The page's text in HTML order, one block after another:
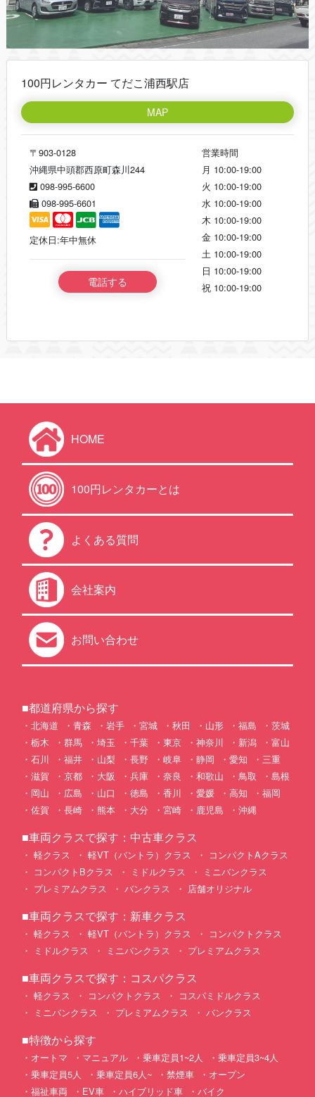
100円レンタカー てだこ浦西駅店
MAP
〒903-0128
沖縄県中頭郡西原町森川244
098-995-6600
098-995-6601
定休日:年中無休
電話する
営業時間
月 10:00-19:00
火 10:00-19:00
水 10:00-19:00
木 10:00-19:00
金 10:00-19:00
土 10:00-19:00
日 10:00-19:00
祝 10:00-19:00
HOME
100円レンタカーとは
よくある質問
会社案内
お問い合わせ
■都道府県から探す
北海道 青森 岩手 宮城 秋田 山形 福島
茨城
栃木
群馬 埼玉 千葉 東京 神奈川 新潟
富山
石川
福井 山梨 長野 岐阜 静岡 愛知
三重
滋賀
京都 大阪 兵庫 奈良 和歌山 鳥取
島根
岡山
広島 山口 徳島 香川 愛媛 高知
福岡
佐賀
長崎 熊本 大分 宮崎 鹿児島 沖縄
■車両クラスで探す：中古車クラス
軽クラス 軽VT（バントラ）クラス
コンパクトAクラス
コンパクトBクラス
ミドルクラス
ミニバンクラス
プレミアムクラス
バンクラス 店舗オリジナル
■車両クラスで探す：新車クラス
軽クラス 軽VT（バントラ）クラス
コンパクトクラス
ミドルクラス
ミニバンクラス プレミアムクラス
■車両クラスで探す：コスパクラス
軽クラス コンパクトクラス
コスパミドルクラス
ミニバンクラス
プレミアムクラス バンクラス
■特徴から探す
オートマ マニュアル 乗車定員1~2人
乗車定員3~4人
乗車定員5人
乗車定員6人~ 禁煙車
オープン
福祉車両
EV車 ハイブリッド車 バイク